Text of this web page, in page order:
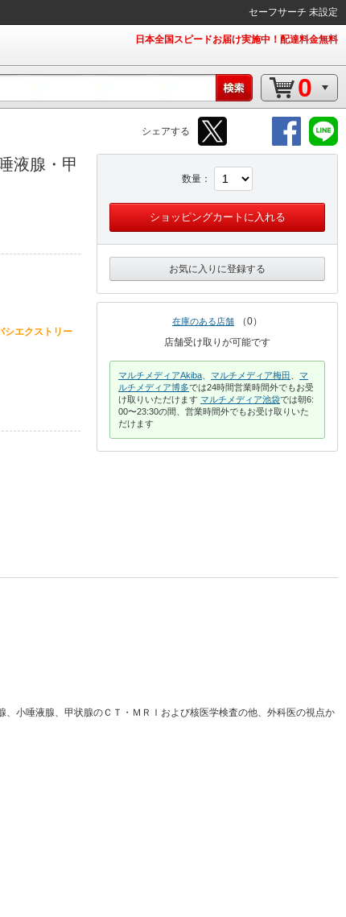
セーフサーチ 未設定
日本全国スピードお届け実施中！配達料金無料
0
シェアする
液腺・甲
シエクストリー
数量
ショッピングカートに入れる
お気に入りに登録する
在庫のある店舗
0
店舗受け取りが可能です
マルチメディアAkiba マルチメディア梅田
マ
ルチメディア博多では24時間営業時間外でもお受
け取りいただけます マルチメディア池袋では朝6:
00〜23:30の間、営業時間外でもお受け取りいた
だけます
小唾液腺、甲状腺のＣＴ・ＭＲＩおよび核医学検査の他、外科医の視点か